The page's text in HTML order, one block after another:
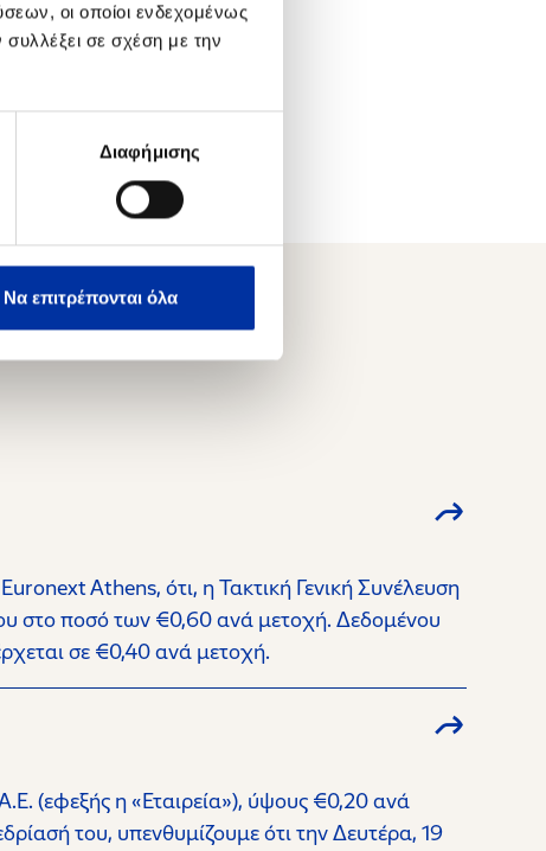
οι οποίοι ενδεχομένως
σε σχέση με την
Διαφήμισης
Να επιτρέπονται όλα
Athens, ότι, η Τακτική Γενική Συνέλευση
στο ποσό των €0,60 ανά μετοχή. Δεδομένου
σε €0,40 ανά μετοχή.
(εφεξής η «Εταιρεία»), ύψους €0,20 ανά
του, υπενθυμίζουμε ότι την Δευτέρα, 19